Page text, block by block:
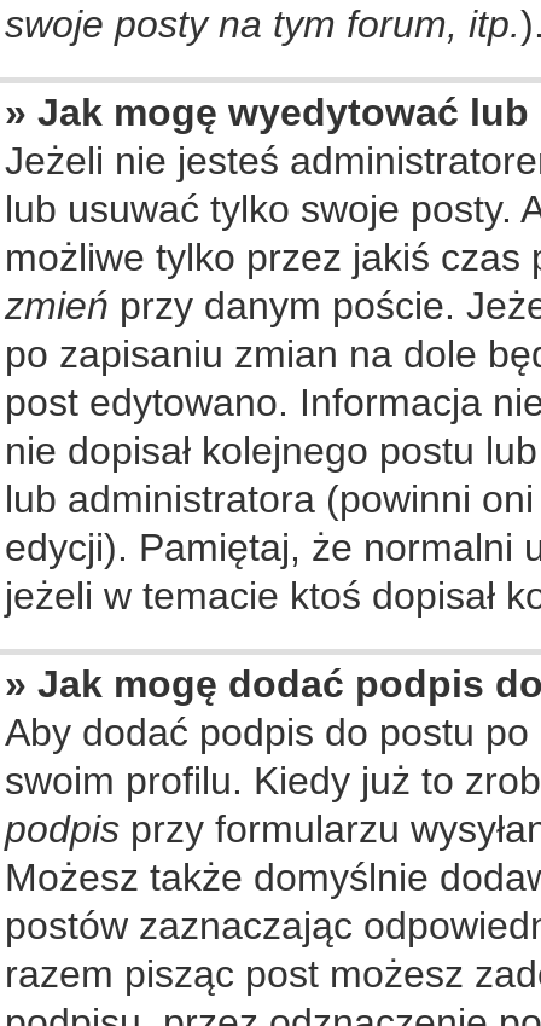
swoje posty na tym forum, itp.
» Jak mogę wyedytować
Jeżeli nie jesteś
lub usuwać tylko swoje posty.
możliwe tylko przez jakiś
zmień przy danym poście.
po zapisaniu zmian na dole
post edytowano. Informacja
nie dopisał kolejnego postu
lub administratora (powinni
edycji). Pamiętaj, że normalni
jeżeli w temacie ktoś dopisał
» Jak mogę dodać podpis
Aby dodać podpis do postu
swoim profilu. Kiedy już to
podpis przy formularzu
Możesz także domyślnie
postów zaznaczając
razem pisząc post możesz